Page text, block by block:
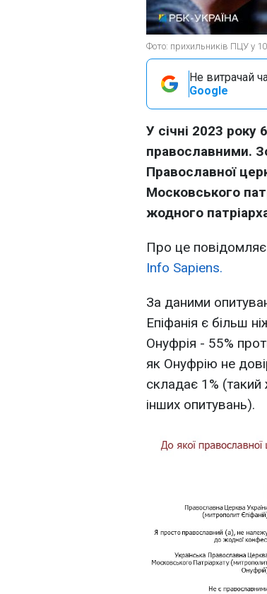
Фото: прихильників ПЦУ у
Не витрачай
Google
У січні 2023 року
православними.
Православної
Московського
жодного
Про це повідомляє
Info Sapiens.
За даними
Епіфанія є більш
Онуфрія - 55%
як Онуфрію не
складає 1%
інших опитувань).